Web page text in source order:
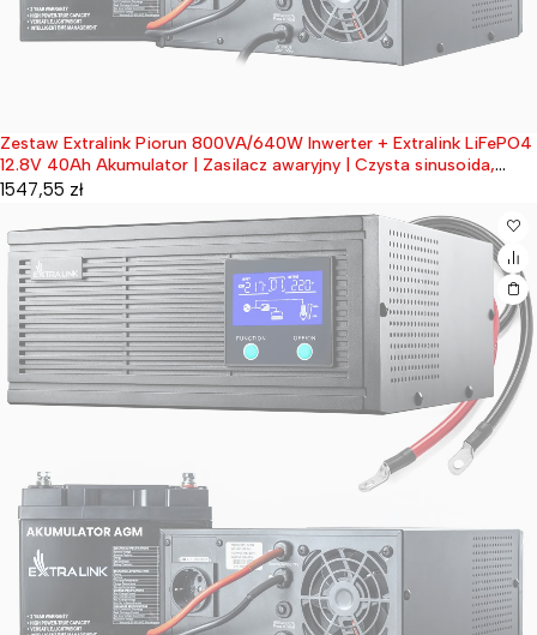
Wyprzedane
Zestaw Extralink Piorun 800VA/640W Inwerter + Extralink LiFePO4
12.8V 40Ah Akumulator | Zasilacz awaryjny | Czysta sinusoida,
napięcie akumulatora 12.8VDC + bezobsługowy
1547,55 zł